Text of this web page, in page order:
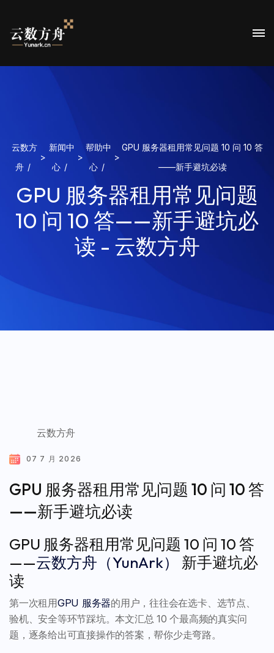
云数方
舟
>
新闻中
心
>
帮助中
心
>
GPU 服务器租用常见问题 10 问 10 答
——新手避坑必读
GPU 服务器租用常见问题
10 问 10 答——新手避坑必
读 - 云数方舟
云数方舟
07 7 月 2026
GPU 服务器租用常见问题 10 问 10 答
——新手避坑必读
GPU 服务器租用常见问题 10 问 10 答
——云数方舟（YunArk）
新手避坑必
读
第一次租用GPU 服务器的用户，往往会在选卡、选节点、
验机、安全等环节踩坑。本文汇总 10 个最高频的真实问
题，逐条给出可直接操作的答案，帮你少走弯路。